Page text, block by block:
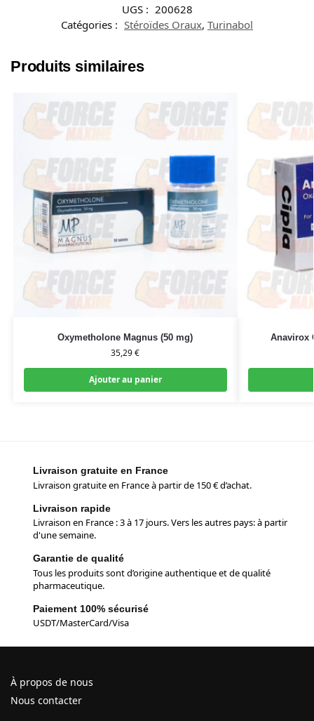
UGS : 200628
Catégories : Stéroïdes Oraux, Turinabol
Produits similaires
Oxymetholone Magnus (50 mg)
35,29€
Ajouter au panier
Anavirox
Livraison gratuite en France
Livraison gratuite en France à partir de 150 € d’achat.
Livraison rapide
Livraison en France : 3 à 17 jours. Vers les autres pays: à partir
d'une semaine.
Garantie de qualité
Tous les produits sont d’origine authentique et de qualité
pharmaceutique.
Paiement 100% sécurisé
USDT/MasterCard/Visa
À propos de nous
Nous contacter